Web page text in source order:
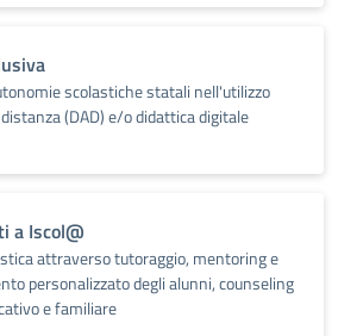
scolastiche statali nell'utilizzo
(DAD) e/o didattica digitale
a Iscol@
attraverso tutoraggio, mentoring e
personalizzato degli alunni, counseling
e familiare